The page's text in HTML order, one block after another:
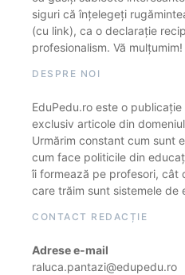
siguri că înțelegeți
(cu link), ca o declarație
profesionalism. Vă mulțumim!
DESPRE NOI
EduPedu.ro este o
exclusiv articole din
Urmărim constant cum sunt
cum face politicile din
îi formează pe profesori, cât
care trăim sunt sistemele de
CONTACT REDACȚIE
Adrese e-mail
raluca.pantazi@edupedu.ro